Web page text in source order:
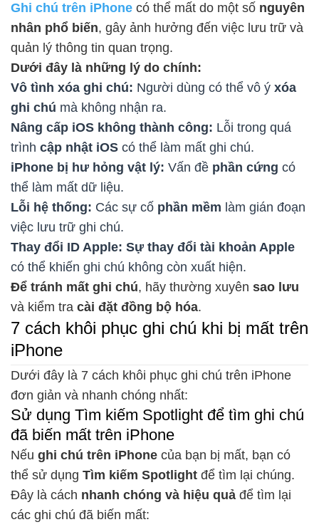
Ghi chú trên iPhone có thể mất do một số nguyên
nhân phổ biến, gây ảnh hưởng đến việc lưu trữ và
quản lý thông tin quan trọng.
Dưới đây là những lý do chính:
Vô tình xóa ghi chú: Người dùng có thể vô ý xóa
ghi chú mà không nhận ra.
Nâng cấp iOS không thành công: Lỗi trong quá
trình cập nhật iOS có thể làm mất ghi chú.
iPhone bị hư hỏng vật lý: Vấn đề phần cứng có
thể làm mất dữ liệu.
Lỗi hệ thống: Các sự cố phần mềm làm gián đoạn
việc lưu trữ ghi chú.
Thay đổi ID Apple: Sự thay đổi tài khoản Apple
có thể khiến ghi chú không còn xuất hiện.
Để tránh mất ghi chú, hãy thường xuyên sao lưu
và kiểm tra cài đặt đồng bộ hóa.
7 cách khôi phục ghi chú khi bị mất trên
iPhone
Dưới đây là 7 cách khôi phục ghi chú trên iPhone
đơn giản và nhanh chóng nhất:
Sử dụng Tìm kiếm Spotlight để tìm ghi chú
đã biến mất trên iPhone
Nếu ghi chú trên iPhone của bạn bị mất, bạn có
thể sử dụng Tìm kiếm Spotlight để tìm lại chúng.
Đây là cách nhanh chóng và hiệu quả để tìm lại
các ghi chú đã biến mất: